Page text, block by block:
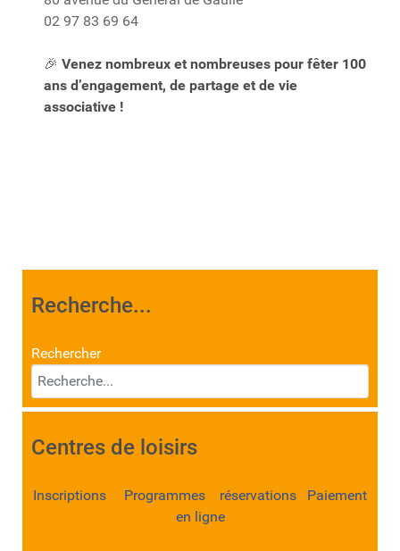
02 97 83 69 64
🎉 Venez nombreux et nombreuses pour fêter 100
ans d’engagement, de partage et de vie
associative !
Recherche...
Rechercher
Centres de loisirs
Inscriptions Programmes réservations Paiement
en ligne